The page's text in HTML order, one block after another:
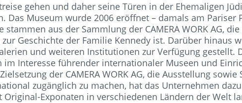
gehen und daher seine Türen in der Ehemaligen
Das Museum wurde 2006 eröffnet – damals am
aus der Sammlung der CAMERA WORK AG,
Geschichte der Familie Kennedy ist. Darüber hinaus
und weiteren Institutionen zur Verfügung gestellt.
im Interesse führender internationaler Museen und
der CAMERA WORK AG, die Ausstellung
zugänglich zu machen, hat das Unternehmen
Exponaten in verschiedenen Ländern der Welt